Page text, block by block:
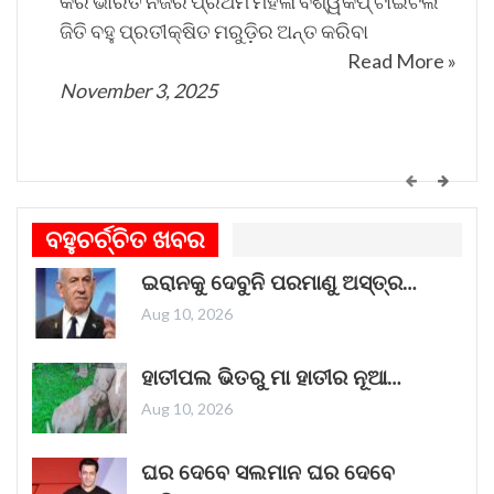
ଜିତି ବହୁ ପ୍ରତୀକ୍ଷିତ ମରୁଡ଼ିର ଅନ୍ତ କରିବା
Read More »
November 3, 2025
କେମିତି ଚାଲିଛି କଟକ ଐତିହାସିକ ବାଲିଯାତ୍ରା ପ୍ରସ୍ତୁତି
ଗୀତଟି କାନରେ ପଡ଼ିଲେ, ଆଖି ଆଗରେ ନାଚିଯାଏ
ଓଡ଼ିଶାର ନୌବାଣିଜ୍ୟ ପରମ୍ପରା । ଓଡ଼ିଶାର ପ୍ରାଚୀନ
ନାମ କଳିଙ୍ଗ । ପ୍ରାଚୀନ କଳିଙ୍ଗକୁ ସମୃଦ୍ଧ କରିଥିଲା
ନୌବାଣିଜ୍ୟ
“ଥମ୍ମା”ର ଏହି ରାକ୍ଷସ ଦର୍ଶକଙ୍କ ହୃଦୟ ଜିତିବାରେ
ବହୁଚର୍ଚ୍ଚିତ ଖବର
ଇରାନକୁ ଦେବୁନି ପରମାଣୁ ଅସ୍ତ୍ର…
Aug 10, 2026
ହାତୀପଲ ଭିତରୁ ମା ହାତୀର ନୂଆ…
Aug 10, 2026
ଘର ଦେବେ ସଲମାନ ଘର ଦେବେ